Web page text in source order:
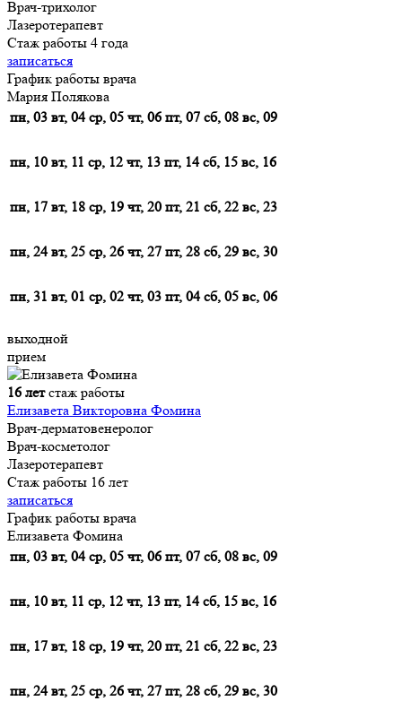
Врач-трихолог
Лазеротерапевт
Стаж работы 4 года
записаться
График работы врача
Мария Полякова
пн, 03 вт, 04 ср, 05 чт, 06 пт, 07 сб, 08 вс, 09
пн, 10 вт, 11 ср, 12 чт, 13 пт, 14 сб, 15 вс, 16
пн, 17 вт, 18 ср, 19 чт, 20 пт, 21 сб, 22 вс, 23
пн, 24 вт, 25 ср, 26 чт, 27 пт, 28 сб, 29 вс, 30
пн, 31 вт, 01 ср, 02 чт, 03 пт, 04 сб, 05 вс, 06
выходной
прием
16 летстаж работы
Елизавета Викторовна Фомина
Врач-дерматовенеролог
Врач-косметолог
Лазеротерапевт
Стаж работы 16 лет
записаться
График работы врача
Елизавета Фомина
пн, 03 вт, 04 ср, 05 чт, 06 пт, 07 сб, 08 вс, 09
пн, 10 вт, 11 ср, 12 чт, 13 пт, 14 сб, 15 вс, 16
пн, 17 вт, 18 ср, 19 чт, 20 пт, 21 сб, 22 вс, 23
пн, 24 вт, 25 ср, 26 чт, 27 пт, 28 сб, 29 вс, 30